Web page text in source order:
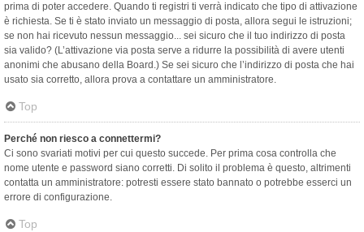
prima di poter accedere. Quando ti registri ti verrà indicato che tipo di attivazione
è richiesta. Se ti è stato inviato un messaggio di posta, allora segui le istruzioni;
se non hai ricevuto nessun messaggio... sei sicuro che il tuo indirizzo di posta
sia valido? (L’attivazione via posta serve a ridurre la possibilità di avere utenti
anonimi che abusano della Board.) Se sei sicuro che l’indirizzo di posta che hai
usato sia corretto, allora prova a contattare un amministratore.
Top
Perché non riesco a connettermi?
Ci sono svariati motivi per cui questo succede. Per prima cosa controlla che
nome utente e password siano corretti. Di solito il problema è questo, altrimenti
contatta un amministratore: potresti essere stato bannato o potrebbe esserci un
errore di configurazione.
Top